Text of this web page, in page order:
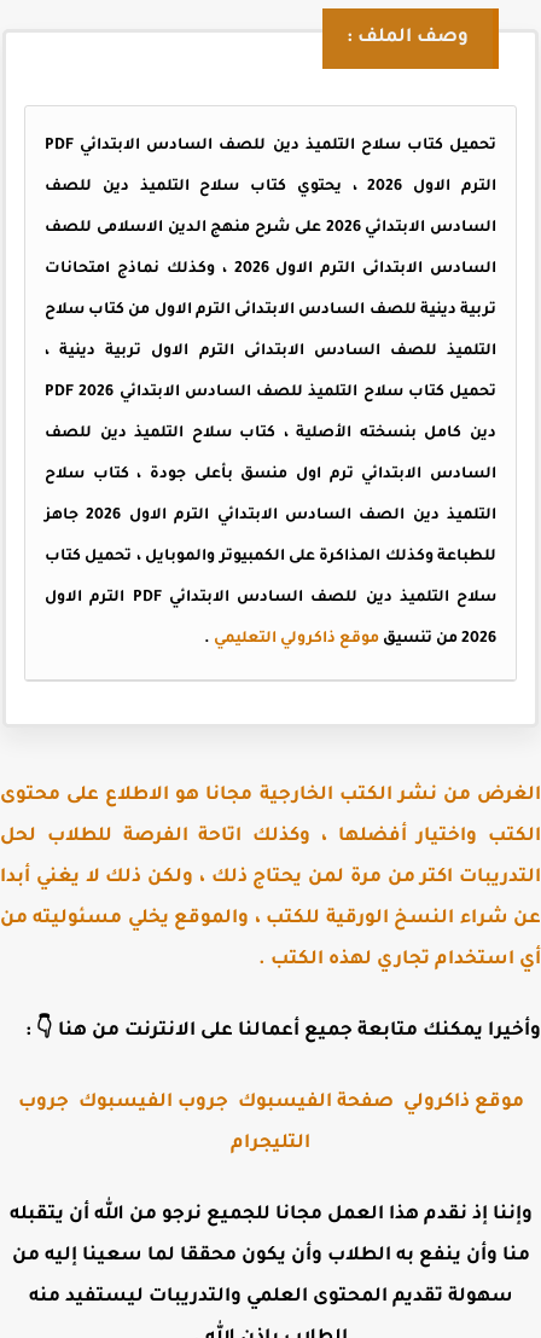
وصف الملف :
تحميل كتاب سلاح التلميذ دين للصف السادس الابتدائي PDF
الترم الاول 2026 ، يحتوي كتاب سلاح التلميذ دين للصف
السادس الابتدائي 2026 على شرح منهج الدين الاسلامى للصف
السادس الابتدائى الترم الاول 2026 ، وكذلك نماذج امتحانات
تربية دينية للصف السادس الابتدائى الترم الاول من كتاب سلاح
التلميذ للصف السادس الابتدائى الترم الاول تربية دينية ،
تحميل كتاب سلاح التلميذ للصف السادس الابتدائي PDF 2026
دين كامل بنسخته الأصلية ، كتاب سلاح التلميذ دين للصف
السادس الابتدائي ترم اول منسق بأعلى جودة ، كتاب سلاح
التلميذ دين الصف السادس الابتدائي الترم الاول 2026 جاهز
للطباعة وكذلك المذاكرة على الكمبيوتر والموبايل ، تحميل كتاب
سلاح التلميذ دين للصف السادس الابتدائي PDF الترم الاول
2026 من تنسيق موقع ذاكرولي التعليمي.
من نشر الكتب الخارجية مجانا هو الاطلاع على محتوى
واختيار أفضلها ، وكذلك اتاحة الفرصة للطلاب لحل
اكتر من مرة لمن يحتاج ذلك ، ولكن ذلك لا يغني أبدا
شراء النسخ الورقية للكتب ، والموقع يخلي مسئوليته من
استخدام تجاري لهذه الكتب .
يمكنك متابعة جميع أعمالنا على الانترنت من هنا 👇 :
ذاكرولي صفحة الفيسبوك جروب الفيسبوك جروب
التليجرام
إذ نقدم هذا العمل مجانا للجميع نرجو من الله أن يتقبله
وأن ينفع به الطلاب وأن يكون محققا لما سعينا إليه من
سهولة تقديم المحتوى العلمي والتدريبات ليستفيد منه